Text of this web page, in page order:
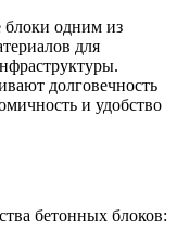
блоки одним из
для
долговечность
и удобство
бетонных блоков: